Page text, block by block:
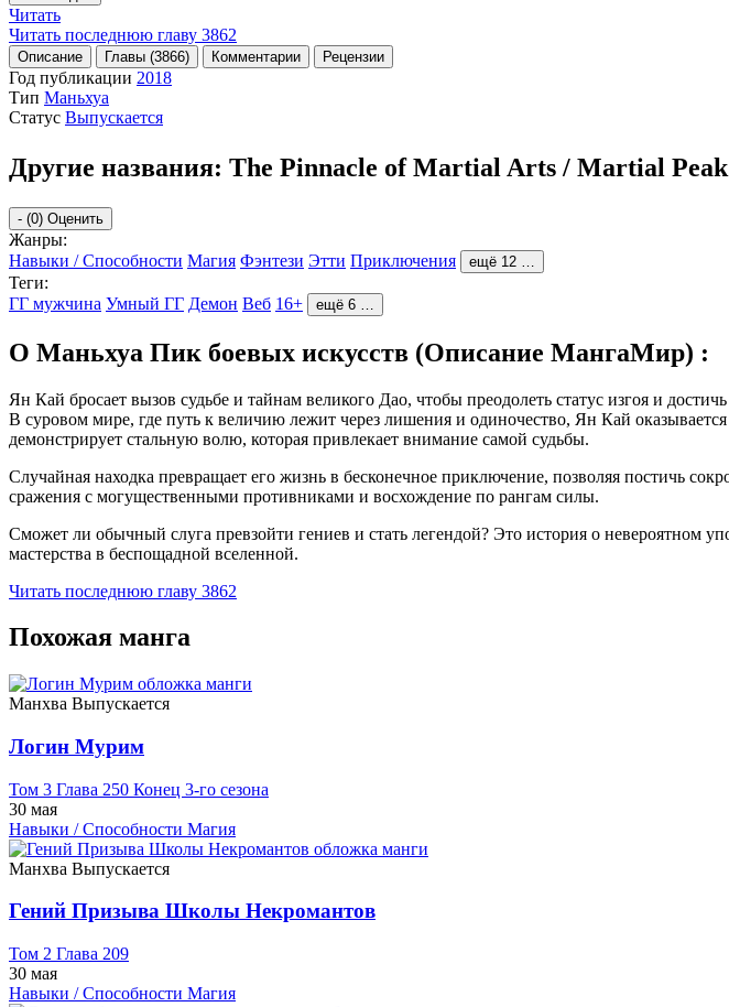
Читать
Читать последнюю главу 3862
Описание Главы (3866) Комментарии Рецензии
Год публикации 2018
Тип Маньхуа
Статус Выпускается
Другие названия: The Pinnacle of Martial Arts / Martial
- (0) Оценить
Жанры:
Навыки / Способности Магия Фэнтези Этти Приключения ещё 12 …
Теги:
ГГ мужчина Умный ГГ Демон Веб 16+ ещё 6 …
О Маньхуа Пик боевых искусств (Описание МангаМир) :
Ян Кай бросает вызов судьбе и тайнам великого Дао, чтобы преодолеть статус изгоя и
В суровом мире, где путь к величию лежит через лишения и одиночество, Ян Кай
демонстрирует стальную волю, которая привлекает внимание самой судьбы.
Случайная находка превращает его жизнь в бесконечное приключение, позволяя постичь
сражения с могущественными противниками и восхождение по рангам силы.
Сможет ли обычный слуга превзойти гениев и стать легендой? Это история о невероятном
мастерства в беспощадной вселенной.
Читать последнюю главу 3862
Похожая манга
Манхва Выпускается
Логин Мурим
Том 3 Глава 250 Конец 3-го сезона
30 мая
Навыки / Способности Магия
Манхва Выпускается
Гений Призыва Школы Некромантов
Том 2 Глава 209
30 мая
Навыки / Способности Магия